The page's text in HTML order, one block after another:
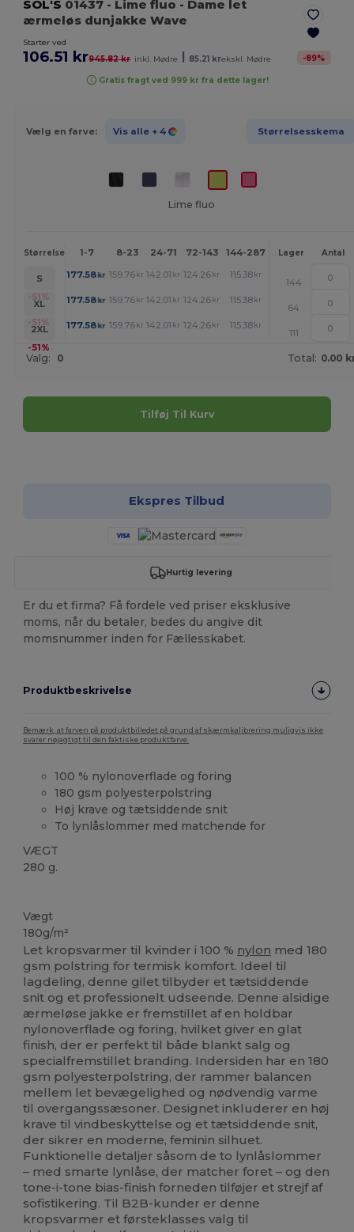
SOL'S 01437 - Lime fluo - Dame let
ærmeløs dunjakke Wave
Starter ved
106.51 kr945.82 kr inkl. Mødre 85.21 krekskl. Mødre -89%
Gratis fragt ved 999 kr fra dette lager!
Vælg en farve: Vis alle + 4 Størrelsesskema
Lime fluo
Størrelse 1-7 8-23 24-71 72-143 144-287 288 + Mere
Lager Antal
S
-51%
177.58kr 159.76 kr 142.01 kr 124.26 kr 115.38 kr
144
XL
-51%
177.58kr 159.76 kr 142.01 kr 124.26 kr 115.38 kr
64
2XL
-51%
177.58kr 159.76 kr 142.01 kr 124.26 kr 115.38 kr
111
Valg: 0 Total: 0.00
Tilføj Til Kurv
Ekspres Tilbud
Hurtig levering
Er du et firma? Få fordele ved priser eksklusive
moms, når du betaler, bedes du angive dit
momsnummer inden for Fællesskabet.
Produktbeskrivelse
Bemærk, at farven på produktbilledet på grund af skærmkalibrering muligvis ikke
svarer nøjagtigt til den faktiske produktfarve.
100 % nylonoverflade og foring
180 gsm polyesterpolstring
Høj krave og tætsiddende snit
To lynlåslommer med matchende for
VÆGT
280 g.
Vægt
180g/m²
Let kropsvarmer til kvinder i 100 % nylon med 180
gsm polstring for termisk komfort. Ideel til
lagdeling, denne gilet tilbyder et tætsiddende
snit og et professionelt udseende. Denne alsidige
ærmeløse jakke er fremstillet af en holdbar
nylonoverflade og foring, hvilket giver en glat
finish, der er perfekt til både blankt salg og
specialfremstillet branding. Indersiden har en 180
gsm polyesterpolstring, der rammer balancen
mellem let bevægelighed og nødvendig varme
til overgangssæsoner. Designet inkluderer en høj
krave til vindbeskyttelse og et tætsiddende snit,
der sikrer en moderne, feminin silhuet.
Funktionelle detaljer såsom de to lynlåslommer
– med smarte lynlåse, der matcher foret – og den
tone-i-tone bias-finish forneden tilføjer et strejf af
sofistikering. Til B2B-kunder er denne
kropsvarmer et førsteklasses valg til